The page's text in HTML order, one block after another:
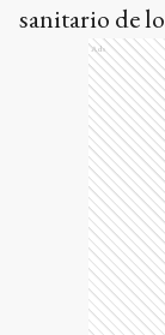
sanitario de
Ads